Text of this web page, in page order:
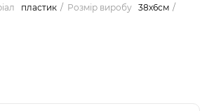
пластик Розмір виробу 38х6см